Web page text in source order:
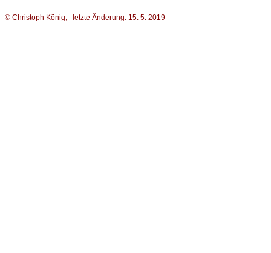
© Christoph König; letzte Änderung: 15. 5. 2019